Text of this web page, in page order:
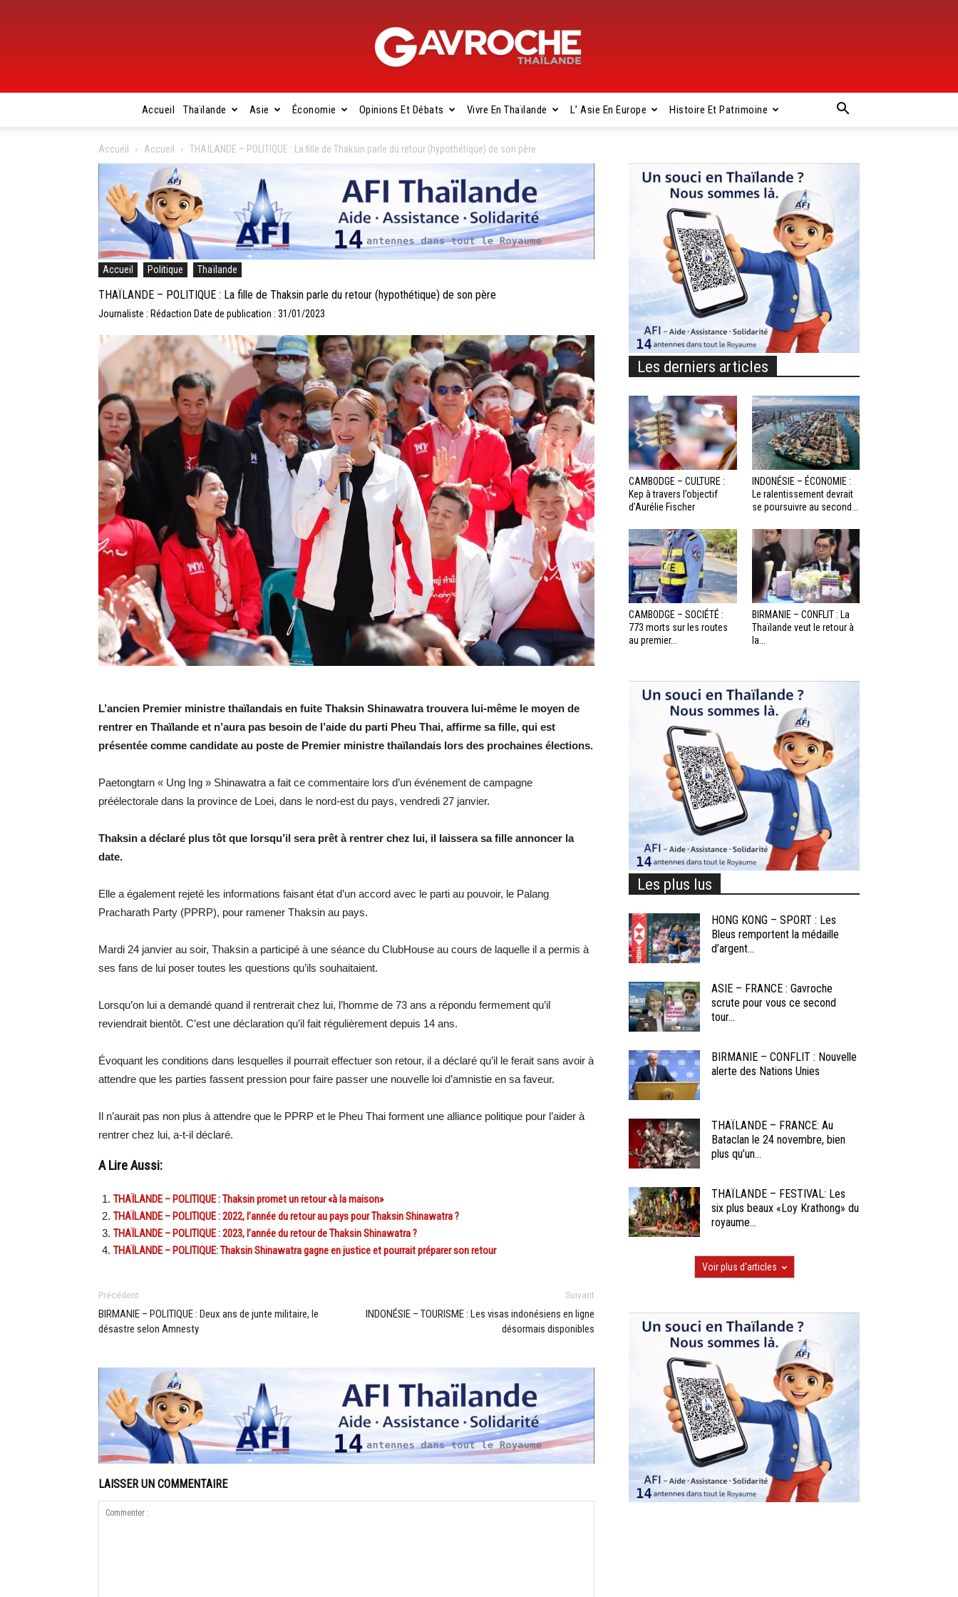
Gavroche
Thaïlande
Accueil Thaïlande Asie Économie Opinions Et Débats Vivre En Thaïlande L’ Asie En Europe Histoire Et Patrimoine
Accueil Accueil THAÏLANDE – POLITIQUE : La fille de Thaksin parle du retour (hypothétique) de son père
Accueil Politique Thaïlande
THAÏLANDE – POLITIQUE : La fille de Thaksin parle du retour (hypothétique) de son père
Journaliste : Rédaction Date de publication : 31/01/2023
L’ancien Premier ministre thaïlandais en fuite Thaksin Shinawatra trouvera lui-même le moyen de
rentrer en Thaïlande et n’aura pas besoin de l’aide du parti Pheu Thai, affirme sa fille, qui est
présentée comme candidate au poste de Premier ministre thaïlandais lors des prochaines élections.
Paetongtarn « Ung Ing » Shinawatra a fait ce commentaire lors d’un événement de campagne
préélectorale dans la province de Loei, dans le nord-est du pays, vendredi 27 janvier.
Thaksin a déclaré plus tôt que lorsqu’il sera prêt à rentrer chez lui, il laissera sa fille annoncer la
date.
Elle a également rejeté les informations faisant état d’un accord avec le parti au pouvoir, le Palang
Pracharath Party (PPRP), pour ramener Thaksin au pays.
Mardi 24 janvier au soir, Thaksin a participé à une séance du ClubHouse au cours de laquelle il a permis à
ses fans de lui poser toutes les questions qu’ils souhaitaient.
Lorsqu’on lui a demandé quand il rentrerait chez lui, l’homme de 73 ans a répondu fermement qu’il
reviendrait bientôt. C’est une déclaration qu’il fait régulièrement depuis 14 ans.
Évoquant les conditions dans lesquelles il pourrait effectuer son retour, il a déclaré qu’il le ferait sans avoir à
attendre que les parties fassent pression pour faire passer une nouvelle loi d’amnistie en sa faveur.
Il n’aurait pas non plus à attendre que le PPRP et le Pheu Thai forment une alliance politique pour l’aider à
rentrer chez lui, a-t-il déclaré.
A Lire Aussi:
THAÏLANDE – POLITIQUE : Thaksin promet un retour «à la maison»
THAÏLANDE – POLITIQUE : 2022, l’année du retour au pays pour Thaksin Shinawatra ?
THAÏLANDE – POLITIQUE : 2023, l’année du retour de Thaksin Shinawatra ?
THAÏLANDE – POLITIQUE: Thaksin Shinawatra gagne en justice et pourrait préparer son retour
Précédent
BIRMANIE – POLITIQUE : Deux ans de junte militaire, le
désastre selon Amnesty
Suivant
INDONÉSIE – TOURISME : Les visas indonésiens en ligne
désormais disponibles
LAISSER UN COMMENTAIRE
Les derniers articles
CAMBODGE – CULTURE :
Kep à travers l’objectif
d’Aurélie Fischer
INDONÉSIE – ÉCONOMIE :
Le ralentissement devrait
se poursuivre au second...
CAMBODGE – SOCIÉTÉ :
773 morts sur les routes
au premier...
BIRMANIE – CONFLIT : La
Thaïlande veut le retour à
la...
Les plus lus
HONG KONG – SPORT : Les
Bleus remportent la médaille
d’argent...
ASIE – FRANCE : Gavroche
scrute pour vous ce second
tour...
BIRMANIE – CONFLIT : Nouvelle
alerte des Nations Unies
THAÏLANDE – FRANCE: Au
Bataclan le 24 novembre, bien
plus qu’un...
THAÏLANDE – FESTIVAL: Les
six plus beaux «Loy Krathong» du
royaume...
Voir plus d'articles